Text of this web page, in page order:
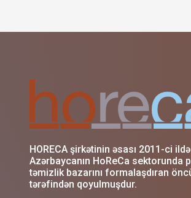
HORECA şirkətinin əsası 2011-ci ildə
Azərbaycanın HoReCa sektorunda
təmizlik bazarını formalaşdıran
tərəfindən qoyulmuşdur.